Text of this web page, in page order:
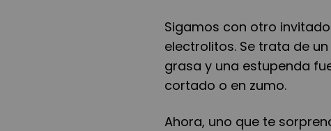
Sigamos con otro
electrolitos. Se trata de
grasa y una estupenda
cortado o en zumo.
Ahora, uno que te